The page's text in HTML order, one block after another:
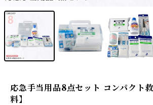
応急手当用品8点セット コンパクト
料】